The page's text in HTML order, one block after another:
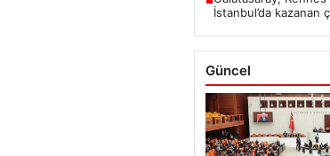
İstanbul’da kazanan
Güncel